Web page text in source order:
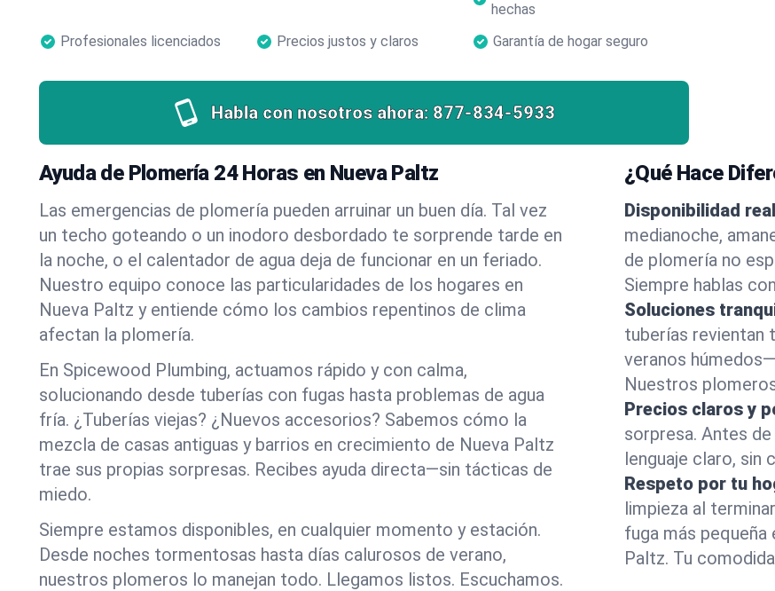
hechas
Profesionales licenciados
Precios justos y claros Garantía de hogar seguro
Habla con nosotros ahora: 877-834-5933
Ayuda de Plomería 24 Horas en Nueva Paltz
Las emergencias de plomería pueden arruinar un buen día. Tal vez
un techo goteando o un inodoro desbordado te sorprende tarde en
la noche, o el calentador de agua deja de funcionar en un feriado.
Nuestro equipo conoce las particularidades de los hogares en
Nueva Paltz y entiende cómo los cambios repentinos de clima
afectan la plomería.
En Spicewood Plumbing, actuamos rápido y con calma,
solucionando desde tuberías con fugas hasta problemas de agua
fría. ¿Tuberías viejas? ¿Nuevos accesorios? Sabemos cómo la
mezcla de casas antiguas y barrios en crecimiento de Nueva Paltz
trae sus propias sorpresas. Recibes ayuda directa—sin tácticas de
miedo.
Siempre estamos disponibles, en cualquier momento y estación.
Desde noches tormentosas hasta días calurosos de verano,
nuestros plomeros lo manejan todo. Llegamos listos. Escuchamos.
¿Qué Hace
Disponibilidad
medianoche,
de plomería no
Siempre hablas
Soluciones
tuberías revientan
veranos
Nuestros
Precios claros y
sorpresa. Antes
lenguaje claro, sin
Respeto por tu
limpieza al
fuga más
Paltz. Tu